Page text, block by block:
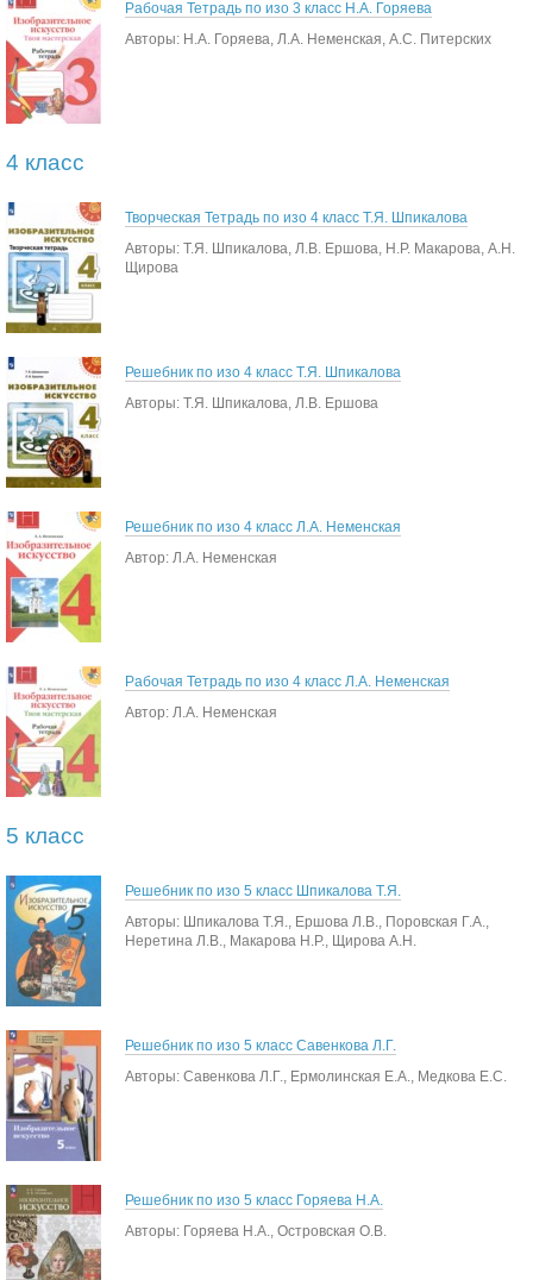
Рабочая Тетрадь по изо 3 класс Н.А. Горяева
Авторы: Н.А. Горяева, Л.А. Неменская, А.С. Питерских
4 класс
Творческая Тетрадь по изо 4 класс Т.Я. Шпикалова
Авторы: Т.Я. Шпикалова, Л.В. Ершова, Н.Р. Макарова, А.Н.
Щирова
Решебник по изо 4 класс Т.Я. Шпикалова
Авторы: Т.Я. Шпикалова, Л.В. Ершова
Решебник по изо 4 класс Л.А. Неменская
Автор: Л.А. Неменская
Рабочая Тетрадь по изо 4 класс Л.А. Неменская
Автор: Л.А. Неменская
5 класс
Решебник по изо 5 класс Шпикалова Т.Я.
Авторы: Шпикалова Т.Я., Ершова Л.В., Поровская Г.А.,
Неретина Л.В., Макарова Н.Р., Щирова А.Н.
Решебник по изо 5 класс Савенкова Л.Г.
Авторы: Савенкова Л.Г., Ермолинская Е.А., Медкова Е.С.
Решебник по изо 5 класс Горяева Н.А.
Авторы: Горяева Н.А., Островская О.В.